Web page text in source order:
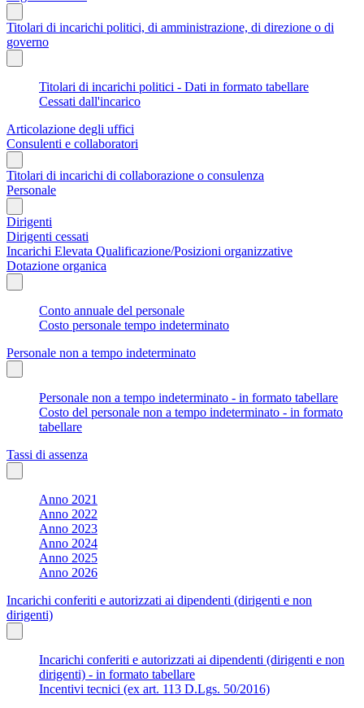
Titolari di incarichi politici, di amministrazione, di direzione o di
governo
Titolari di incarichi politici - Dati in formato tabellare
Cessati dall'incarico
Articolazione degli uffici
Consulenti e collaboratori
Titolari di incarichi di collaborazione o consulenza
Personale
Dirigenti
Dirigenti cessati
Incarichi Elevata Qualificazione/Posizioni organizzative
Dotazione organica
Conto annuale del personale
Costo personale tempo indeterminato
Personale non a tempo indeterminato
Personale non a tempo indeterminato - in formato tabellare
Costo del personale non a tempo indeterminato - in formato
tabellare
Tassi di assenza
Anno 2021
Anno 2022
Anno 2023
Anno 2024
Anno 2025
Anno 2026
Incarichi conferiti e autorizzati ai dipendenti (dirigenti e non
dirigenti)
Incarichi conferiti e autorizzati ai dipendenti (dirigenti e non
dirigenti) - in formato tabellare
Incentivi tecnici (ex art. 113 D.Lgs. 50/2016)